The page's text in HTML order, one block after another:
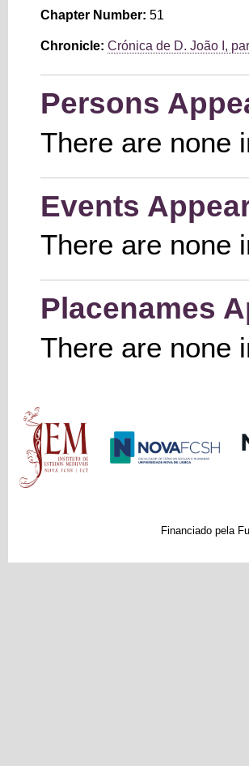
Chapter Number: 51
Chronicle: Crónica de D. João I,
Persons
There are none
Events
There are none
Placenames
There are none
Main menu
Financiado pela